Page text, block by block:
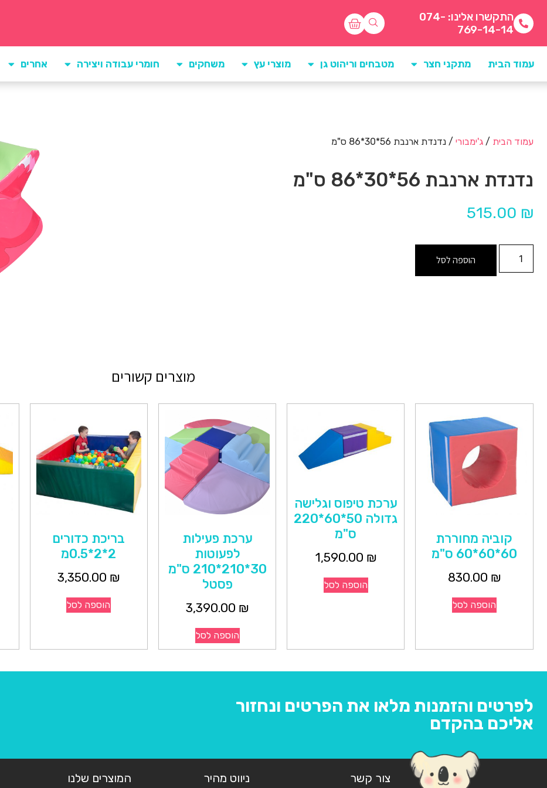
התקשרו אלינו: 074-
769-14-14
עמוד הבית מתקני חצר מטבחים וריהוט גן מוצרי עץ משחקים חומרי עבודה ויצירה אחרים
עמוד הבית /ג'ימבורי / נדנדת ארנבת 56*30*86 ס"מ
נדנדת ארנבת 56*30*86 ס"מ
515.00 ₪
הוספה לסל
מוצרים קשורים
קוביה מחוררת
60*60*60 ס"מ
830.00 ₪
הוספה לסל
ערכת טיפוס וגלישה
גדולה 50*60*220
ס"מ
1,590.00 ₪
הוספה לסל
ערכת פעילות
לפעוטות
30*210*210 ס"מ
פסטל
3,390.00 ₪
הוספה לסל
בריכת כדורים
2*2*0.5מ
3,350.00 ₪
הוספה לסל
לפרטים והזמנות מלאו את הפרטים ונחזור
אליכם בהקדם
צור קשר ניווט מהיר המוצרים שלנו